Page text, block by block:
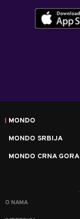
MONDO
MONDO SRBIJA
MONDO CRNA GORA
O NAMA